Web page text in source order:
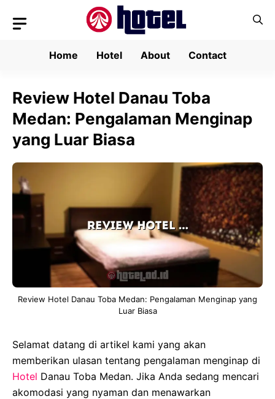
Home
Hotel About Contact
Review Hotel Danau Toba
Medan: Pengalaman Menginap
yang Luar Biasa
Review Hotel Danau Toba Medan: Pengalaman Menginap yang
Luar Biasa
Selamat datang di artikel kami yang akan
memberikan ulasan tentang pengalaman menginap di
Hotel Danau Toba Medan. Jika Anda sedang mencari
akomodasi yang nyaman dan menawarkan